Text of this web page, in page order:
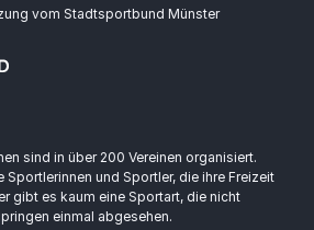
vom Stadtsportbund Münster
sind in über 200 Vereinen organisiert.
und Sportler, die ihre Freizeit
gibt es kaum eine Sportart, die nicht
einmal abgesehen.